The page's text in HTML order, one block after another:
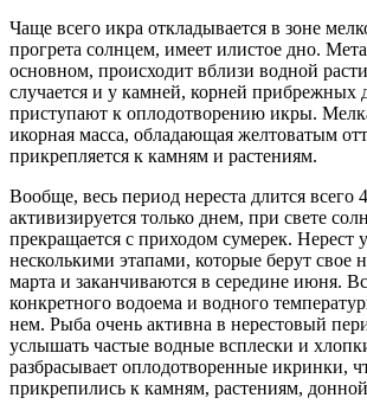
Чаще всего икра откладывается в зоне
прогрета солнцем, имеет илистое дно.
основном, происходит вблизи водной
случается и у камней, корней прибрежных
приступают к оплодотворению икры.
икорная масса, обладающая желтоватым
прикрепляется к камням и растениям.
Вообще, весь период нереста длится всего
активизируется только днем, при свете
прекращается с приходом сумерек. Нерест
несколькими этапами, которые берут свое
марта и заканчиваются в середине июня.
конкретного водоема и водного
нем. Рыба очень активна в нерестовый
услышать частые водные всплески и
разбрасывает оплодотворенные икринки,
прикрепились к камням, растениям,